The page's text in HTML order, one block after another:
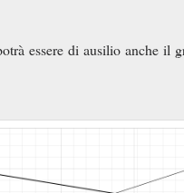
essere di ausilio anche il